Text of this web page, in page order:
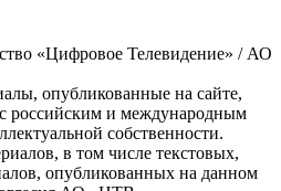
«Цифровое Телевидение» / АО
опубликованные на сайте,
российским и международным
собственности.
в том числе текстовых,
опубликованных на данном